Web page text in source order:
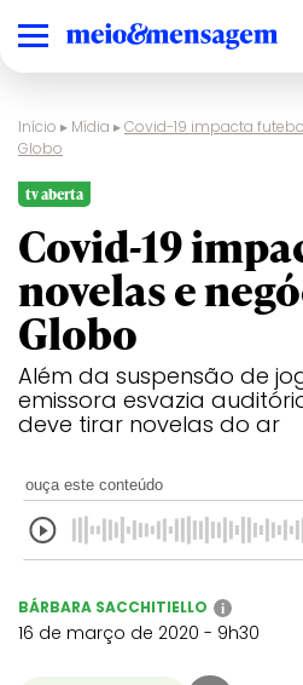
Início ▸ Mídia ▸Covid-19 impacta
Globo
tv aberta
Covid-19
novelas e
Globo
Além da suspensão de
emissora esvazia
deve tirar novelas do ar
ouça este conteúdo
BÁRBARA SACCHITIELLO i
16 de março de 2020 - 9h30